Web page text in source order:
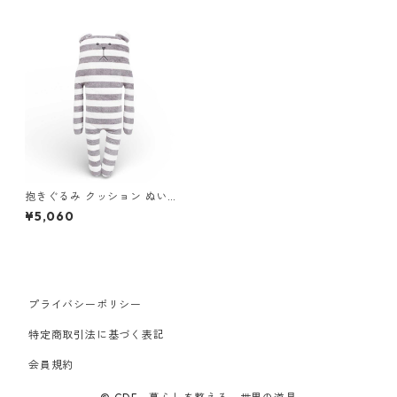
抱きぐるみ クッション ぬいぐ
るみ クラフトホリック CRAFT
HOLIC 抱き枕クッション Lサ
¥5,060
プライバシーポリシー
特定商取引法に基づく表記
会員規約